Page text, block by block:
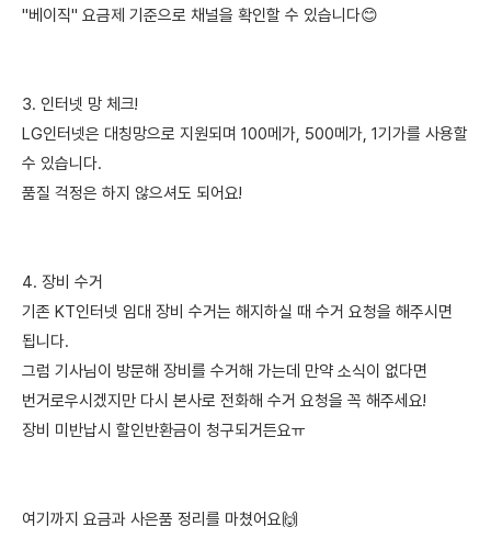
"베이직" 요금제 기준으로 채널을 확인할 수 있습니다😊
3. 인터넷 망 체크!
LG인터넷은 대칭망으로 지원되며 100메가, 500메가, 1기가를 사용할
수 있습니다.
품질 걱정은 하지 않으셔도 되어요!
4. 장비 수거
기존 KT인터넷 임대 장비 수거는 해지하실 때 수거 요청을 해주시면
됩니다.
그럼 기사님이 방문해 장비를 수거해 가는데 만약 소식이 없다면
번거로우시겠지만 다시 본사로 전화해 수거 요청을 꼭 해주세요!
장비 미반납시 할인반환금이 청구되거든요ㅠ
여기까지 요금과 사은품 정리를 마쳤어요🙌